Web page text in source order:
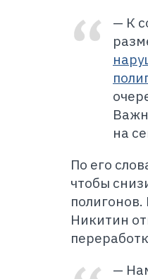
— К
на
По его
чтобы
Никитин
—